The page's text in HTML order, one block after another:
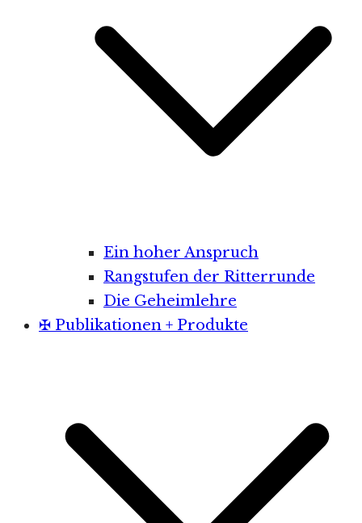
Ein hoher Anspruch
Rangstufen der Ritterrunde
Die Geheimlehre
✠ Publikationen + Produkte